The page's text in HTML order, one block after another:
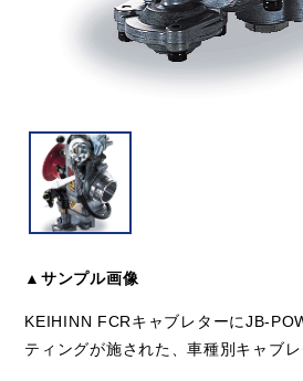
▲サンプル画像
KEIHINN FCRキャブレターにJB-
ティングが施された、車種別キャブレ